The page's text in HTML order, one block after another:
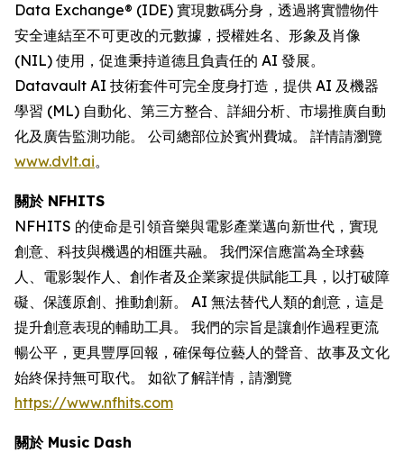
Data Exchange® (IDE) 實現數碼分身，透過將實體物件
安全連結至不可更改的元數據，授權姓名、形象及肖像
(NIL) 使用，促進秉持道德且負責任的 AI 發展。
Datavault AI 技術套件可完全度身打造，提供 AI 及機器
學習 (ML) 自動化、第三方整合、詳細分析、市場推廣自動
化及廣告監測功能。 公司總部位於賓州費城。 詳情請瀏覽
www.dvlt.ai。
關於 NFHITS
NFHITS 的使命是引領音樂與電影產業邁向新世代，實現
創意、科技與機遇的相匯共融。 我們深信應當為全球藝
人、電影製作人、創作者及企業家提供賦能工具，以打破障
礙、保護原創、推動創新。 AI 無法替代人類的創意，這是
提升創意表現的輔助工具。 我們的宗旨是讓創作過程更流
暢公平，更具豐厚回報，確保每位藝人的聲音、故事及文化
始終保持無可取代。 如欲了解詳情，請瀏覽
https://www.nfhits.com
關於 Music Dash